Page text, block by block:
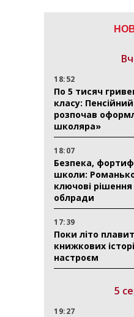
18:52
По 5 тисяч
класу:
розпочав
школяра»
18:07
Безпека,
школи:
ключові рішення
облради
17:39
Поки літо
книжкових
настроєм
5
19:27